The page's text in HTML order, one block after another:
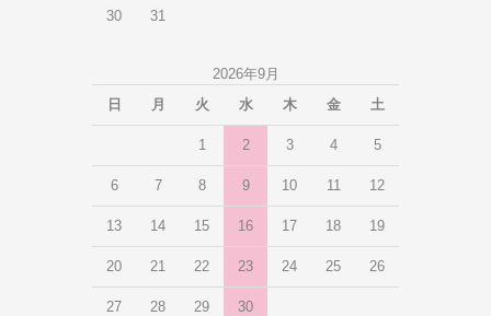
30 31
2026年9月
日
月 火 水 木 金 土
1 2 3 4 5
6 7 8 9 10 11 12
13 14 15 16 17 18 19
20 21 22 23 24 25 26
27 28 29 30